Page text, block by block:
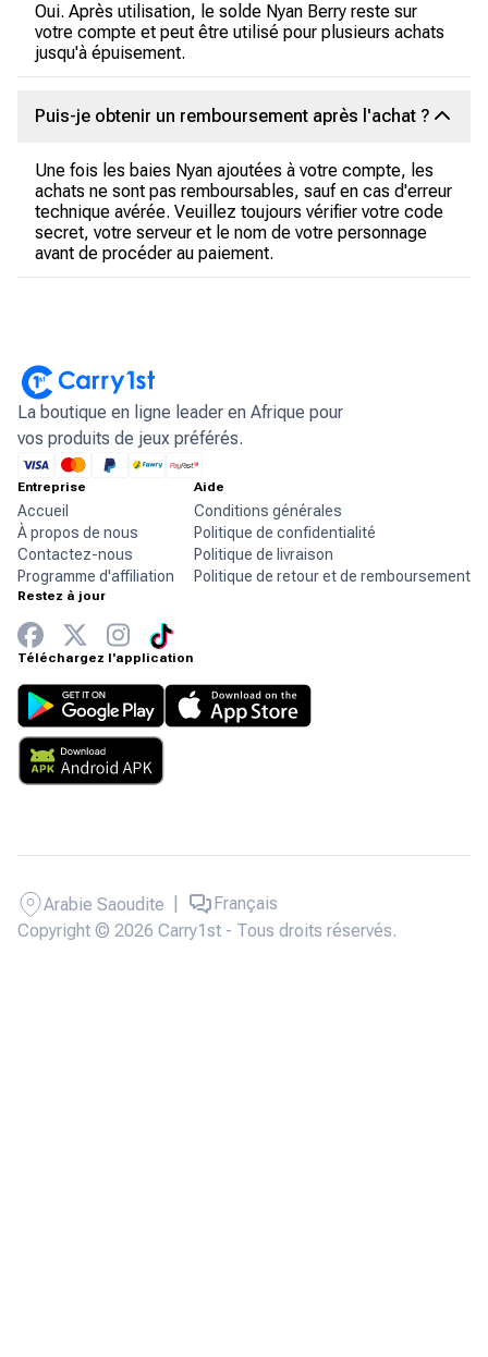
Oui. Après utilisation, le solde Nyan Berry reste sur
votre compte et peut être utilisé pour plusieurs achats
jusqu'à épuisement.
Puis-je obtenir un remboursement après l'achat ?
Une fois les baies Nyan ajoutées à votre compte, les
achats ne sont pas remboursables, sauf en cas d'erreur
technique avérée. Veuillez toujours vérifier votre code
secret, votre serveur et le nom de votre personnage
avant de procéder au paiement.
La boutique en ligne leader en Afrique pour
vos produits de jeux préférés.
Entreprise
Accueil
À propos de nous
Contactez-nous
Programme d'affiliation
Aide
Conditions générales
Politique de confidentialité
Politique de livraison
Politique de retour et de remboursement
Restez à jour
Téléchargez l'application
Copyright © 2026 Carry1st - Tous droits réservés.
Arabie Saoudite Français